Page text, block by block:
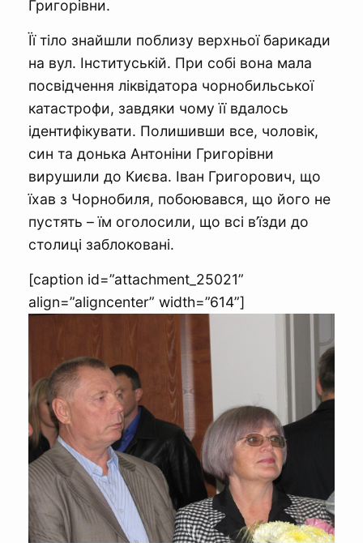
Григорівни.
Її тіло знайшли поблизу верхньої барикади
на вул. Інституській. При собі вона мала
посвідчення ліквідатора чорнобильської
катастрофи, завдяки чому її вдалось
ідентифікувати. Полишивши все, чоловік,
син та донька Антоніни Григорівни
вирушили до Києва. Іван Григорович, що
їхав з Чорнобиля, побоювався, що його не
пустять – їм оголосили, що всі в’їзди до
столиці заблоковані.
[caption id=”attachment_25021”
align=”aligncenter” width=”614”]